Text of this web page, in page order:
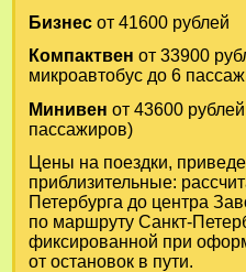
Бизнесот 41600 рублей
Компактвен от 33900
микроавтобус до 6
Минивен от 43600
пассажиров)
Цены на поездки,
приблизительные:
Петербурга до центра
по маршруту Санкт-
фиксированной при
от остановок в пути.